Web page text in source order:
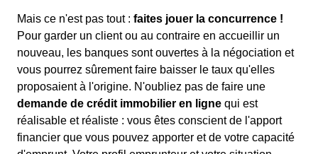
Mais ce n'est pas tout : faites jouer la concurrence !
Pour garder un client ou au contraire en accueillir un
nouveau, les banques sont ouvertes à la négociation et
vous pourrez sûrement faire baisser le taux qu'elles
proposaient à l'origine. N'oubliez pas de faire une
demande de crédit immobilier en ligne qui est
réalisable et réaliste : vous êtes conscient de l'apport
financier que vous pouvez apporter et de votre capacité